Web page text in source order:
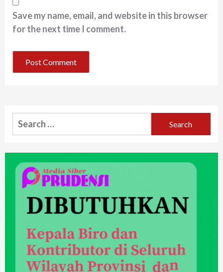
Save my name, email, and website in this browser
for the next time I comment.